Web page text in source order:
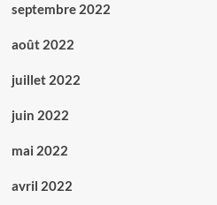
septembre 2022
août 2022
juillet 2022
juin 2022
mai 2022
avril 2022